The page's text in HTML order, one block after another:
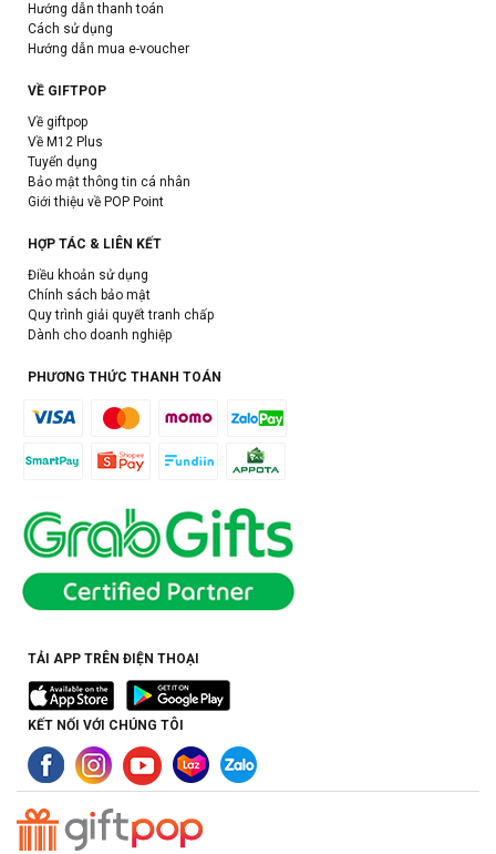
Hướng dẫn thanh toán
Cách sử dụng
Hướng dẫn mua e-voucher
VỀ GIFTPOP
Về giftpop
Về M12 Plus
Tuyển dụng
Bảo mật thông tin cá nhân
Giới thiệu về POP Point
HỢP TÁC & LIÊN KẾT
Điều khoản sử dụng
Chính sách bảo mật
Quy trình giải quyết tranh chấp
Dành cho doanh nghiệp
PHƯƠNG THỨC THANH TOÁN
TẢI APP TRÊN ĐIỆN THOẠI
KẾT NỐI VỚI CHÚNG TÔI